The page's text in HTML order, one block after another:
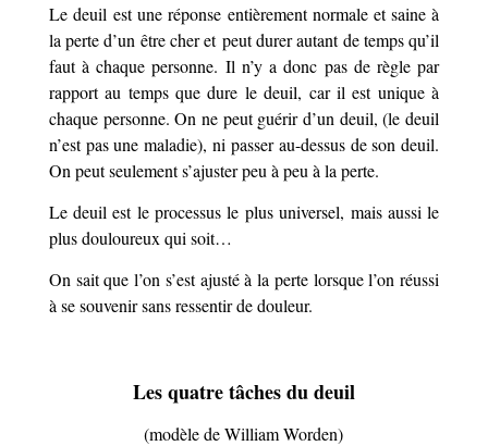
Le deuilest une réponse entièrement normale et saine à
la perte d’un être cher et peut durer autant de temps qu’il
faut à chaque personne. Il n’y a donc pas de règle par
rapport au temps que dure le deuil, car il est unique à
chaque personne. On ne peut guérir d’un deuil, (le deuil
n’est pas une maladie), ni passer au-dessus de son deuil.
On peut seulement s’ajuster peu à peu à la perte.
Le deuil est le processus le plus universel, mais aussi le
plus douloureux qui soit…
On sait que l’on s’est ajusté à la perte lorsque l’on réussi
à se souvenir sans ressentir de douleur.
Les quatre tâches du deuil
(modèle de William Worden)